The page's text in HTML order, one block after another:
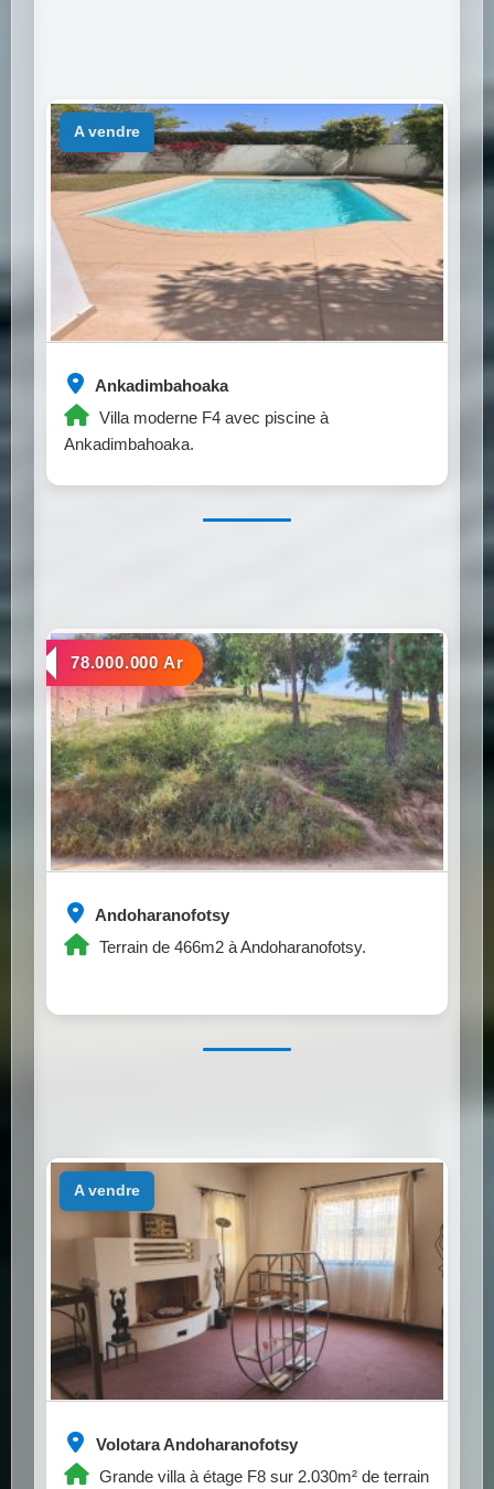
Ankadimbahoaka
Villa moderne F4 avec piscine à
Ankadimbahoaka.
a vendre
Andoharanofotsy
Terrain de 466m2 à Andoharanofotsy.
a vendre
78.000.000 Ar
Volotara Andoharanofotsy
Grande villa à étage F8 sur 2.030m² de terrain
a vendre